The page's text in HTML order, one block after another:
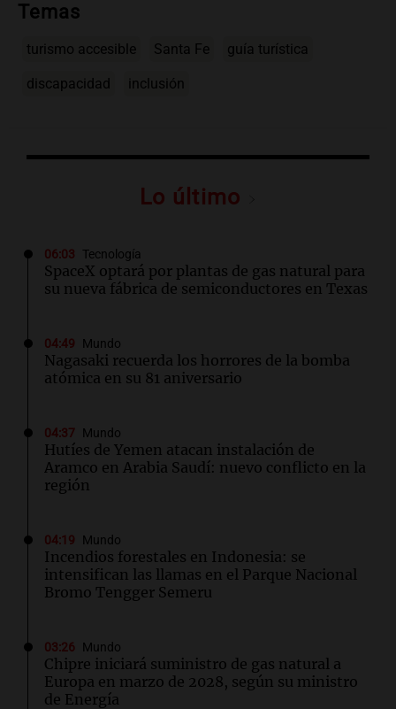
Temas
turismo accesible Santa Fe guía turística
discapacidad inclusión
Lo último
06:03 Tecnología
SpaceX optará por plantas de gas natural para
su nueva fábrica de semiconductores en Texas
04:49 Mundo
Nagasaki recuerda los horrores de la bomba
atómica en su 81 aniversario
04:37 Mundo
Hutíes de Yemen atacan instalación de
Aramco en Arabia Saudí: nuevo conflicto en la
región
04:19 Mundo
Incendios forestales en Indonesia: se
intensifican las llamas en el Parque Nacional
Bromo Tengger Semeru
03:26 Mundo
Chipre iniciará suministro de gas natural a
Europa en marzo de 2028, según su ministro
de Energía